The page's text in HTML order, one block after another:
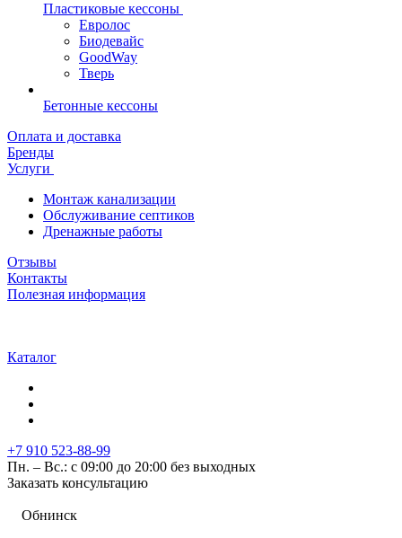
Пластиковые кессоны
Евролос
Биодевайс
GoodWay
Тверь
Бетонные кессоны
Оплата и доставка
Бренды
Услуги
Монтаж канализации
Обслуживание септиков
Дренажные работы
Отзывы
Контакты
Полезная информация
Каталог
+7 910 523-88-99
Пн. – Вс.: с 09:00 до 20:00 без выходных
Заказать консультацию
Обнинск